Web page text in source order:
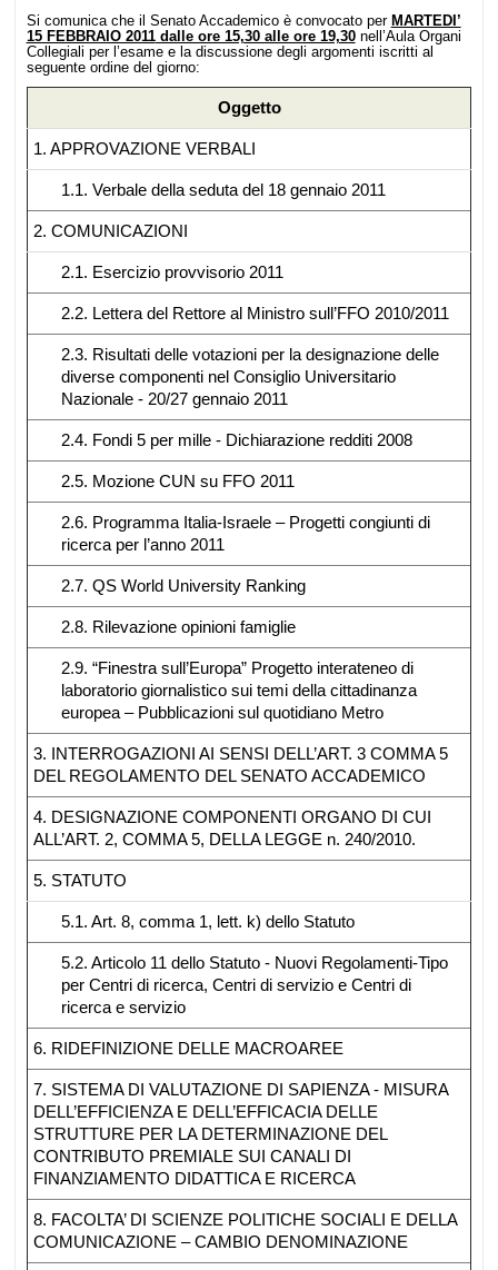
Si comunica che il Senato Accademico è convocato per MARTEDI’
15 FEBBRAIO 2011dalle ore 15,30 alle ore 19,30nell’Aula Organi
Collegiali per l’esame e la discussione degli argomenti iscritti al
seguente ordine del giorno:
Oggetto
1. APPROVAZIONE VERBALI
1.1. Verbale della seduta del 18 gennaio 2011
2. COMUNICAZIONI
2.1. Esercizio provvisorio 2011
2.2. Lettera del Rettore al Ministro sull’FFO 2010/2011
2.3. Risultati delle votazioni per la designazione delle
diverse componenti nel Consiglio Universitario
Nazionale - 20/27 gennaio 2011
2.4. Fondi 5 per mille - Dichiarazione redditi 2008
2.5. Mozione CUN su FFO 2011
2.6. Programma Italia-Israele – Progetti congiunti di
ricerca per l’anno 2011
2.7. QS World University Ranking
2.8. Rilevazione opinioni famiglie
2.9. “Finestra sull’Europa” Progetto interateneo di
laboratorio giornalistico sui temi della cittadinanza
europea – Pubblicazioni sul quotidiano Metro
3. INTERROGAZIONI AI SENSI DELL’ART. 3 COMMA 5
DEL REGOLAMENTO DEL SENATO ACCADEMICO
4. DESIGNAZIONE COMPONENTI ORGANO DI CUI
ALL’ART. 2, COMMA 5, DELLA LEGGE n. 240/2010.
5. STATUTO
5.1. Art. 8, comma 1, lett. k) dello Statuto
5.2. Articolo 11 dello Statuto - Nuovi Regolamenti-Tipo
per Centri di ricerca, Centri di servizio e Centri di
ricerca e servizio
6. RIDEFINIZIONE DELLE MACROAREE
7. SISTEMA DI VALUTAZIONE DI SAPIENZA - MISURA
DELL’EFFICIENZA E DELL’EFFICACIA DELLE
STRUTTURE PER LA DETERMINAZIONE DEL
CONTRIBUTO PREMIALE SUI CANALI DI
FINANZIAMENTO DIDATTICA E RICERCA
8. FACOLTA’ DI SCIENZE POLITICHE SOCIALI E DELLA
COMUNICAZIONE – CAMBIO DENOMINAZIONE